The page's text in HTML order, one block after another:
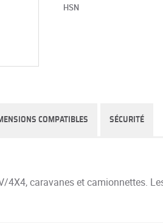
HSN
COMPATIBLES SÉCURITÉ
4X4, caravanes et camionnettes.